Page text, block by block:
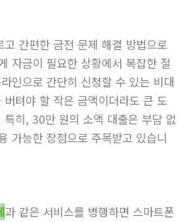
고 간편한 금전 문제 해결 방법으로
자금이 필요한 상황에서 복잡한 절
인으로 간단히 신청할 수 있는 비대
텨야 할 작은 금액이더라도 큰 도
히, 30만 원의 소액 대출은 부담 없
가능한 장점으로 주목받고 있습니
과 같은 서비스를 병행하면 스마트폰